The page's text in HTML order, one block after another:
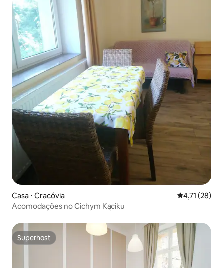
Casa ⋅ Cracóvia 4,71 de uma
4,71 (28)
Acomodações no Cichym Kąciku
Superhost
Superhost